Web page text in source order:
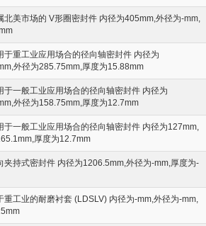
北美市场的 V形圈密封件 内径为405mm,外径为-mm,
于重工业应用场合的径向轴密封件 内径为
外径为285.75mm,厚度为15.88mm
于一般工业应用场合的径向轴密封件 内径为
外径为158.75mm,厚度为12.7mm
于一般工业应用场合的径向轴密封件 内径为127mm,
厚度为12.7mm
夹持式密封件 内径为1206.5mm,外径为-mm,厚度为-
重工业的耐磨衬套 (LDSLV) 内径为-mm,外径为-mm,